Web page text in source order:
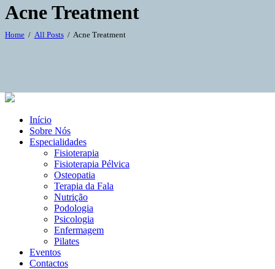
Acne Treatment
Home All Posts Acne Treatment
Início
Sobre Nós
Especialidades
Fisioterapia
Fisioterapia Pélvica
Osteopatia
Terapia da Fala
Nutrição
Podologia
Psicologia
Enfermagem
Pilates
Eventos
Contactos